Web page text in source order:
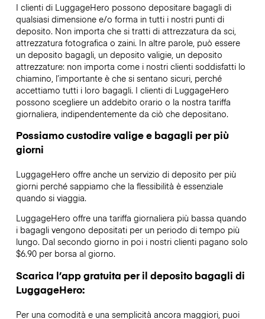
I clienti di LuggageHero possono depositare bagagli di
qualsiasi dimensione e/o forma in tutti i nostri punti di
deposito. Non importa che si tratti di attrezzatura da sci,
attrezzatura fotografica o zaini. In altre parole, può essere
un deposito bagagli, un deposito valigie, un deposito
attrezzature: non importa come i nostri clienti soddisfatti lo
chiamino, l’importante è che si sentano sicuri, perché
accettiamo tutti i loro bagagli. I clienti di LuggageHero
possono scegliere un addebito orario o la nostra tariffa
giornaliera, indipendentemente da ciò che depositano.
Possiamo custodire valige e bagagli per più
giorni
LuggageHero offre anche un servizio di deposito per più
giorni perché sappiamo che la flessibilità è essenziale
quando si viaggia.
LuggageHero offre una tariffa giornaliera più bassa quando
i bagagli vengono depositati per un periodo di tempo più
lungo. Dal secondo giorno in poi i nostri clienti pagano solo
$6.90 per borsa al giorno.
Scarica l’app gratuita per il deposito bagagli di
LuggageHero:
Per una comodità e una semplicità ancora maggiori, puoi